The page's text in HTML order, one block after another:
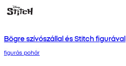
Bögre szívószállal és Stitch figurával
figurás pohár